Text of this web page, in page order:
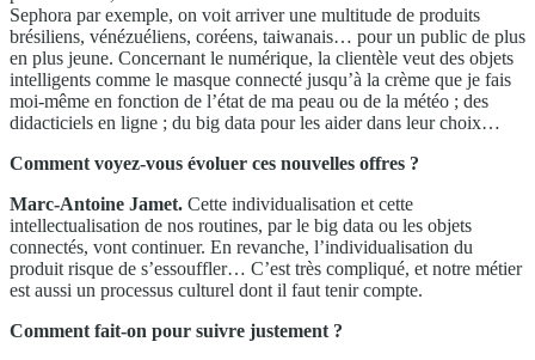
Sephora par exemple, on voit arriver une multitude de produits
brésiliens, vénézuéliens, coréens, taiwanais… pour un public de plus
en plus jeune. Concernant le numérique, la clientèle veut des objets
intelligents comme le masque connecté jusqu’à la crème que je fais
moi-même en fonction de l’état de ma peau ou de la météo ; des
didacticiels en ligne ; du big data pour les aider dans leur choix…
Comment voyez-vous évoluer ces nouvelles offres ?
Marc-Antoine Jamet. Cette individualisation et cette
intellectualisation de nos routines, par le big data ou les objets
connectés, vont continuer. En revanche, l’individualisation du
produit risque de s’essouffler… C’est très compliqué, et notre métier
est aussi un processus culturel dont il faut tenir compte.
Comment fait-on pour suivre justement ?